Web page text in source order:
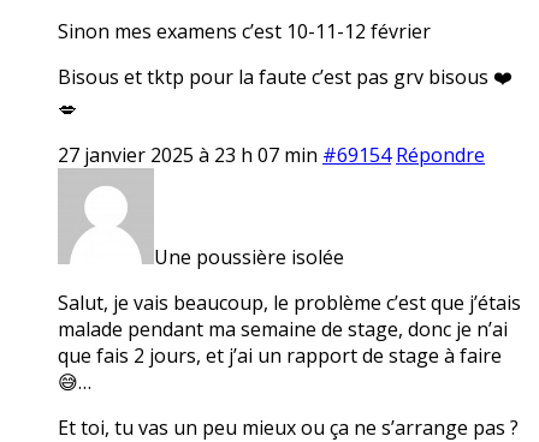
Sinon mes examens c’est 10-11-12 février
Bisous et tktp pour la faute c’est pas grv bisous ❤️
💋
27 janvier 2025 à 23 h 07 min #69154 Répondre
Une poussière isolée
Salut, je vais beaucoup, le problème c’est que j’étais
malade pendant ma semaine de stage, donc je n’ai
que fais 2 jours, et j’ai un rapport de stage à faire
😅…
Et toi, tu vas un peu mieux ou ça ne s’arrange pas ?